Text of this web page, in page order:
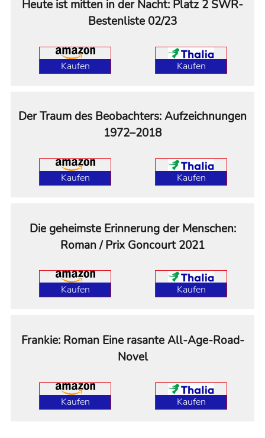
Heute ist mitten in der Nacht: Platz 2 SWR-
Bestenliste 02/23
Kaufen Kaufen
Der Traum des Beobachters: Aufzeichnungen
1972–2018
Kaufen Kaufen
Die geheimste Erinnerung der Menschen:
Roman / Prix Goncourt 2021
Kaufen Kaufen
Frankie: Roman Eine rasante All-Age-Road-
Novel
Kaufen Kaufen